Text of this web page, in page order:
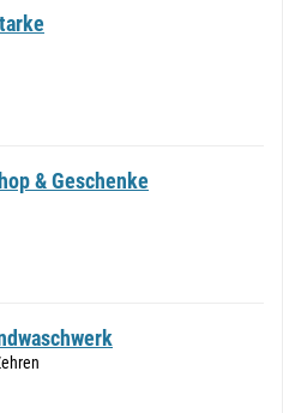
& Geschenke